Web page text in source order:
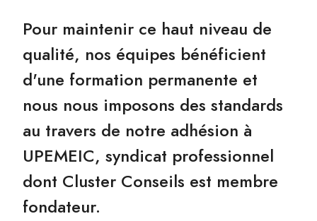
Pour maintenir ce haut niveau de
qualité, nos équipes bénéficient
d'une formation permanente et
nous nous imposons des standards
au travers de notre adhésion à
UPEMEIC, syndicat professionnel
dont Cluster Conseils est membre
fondateur.